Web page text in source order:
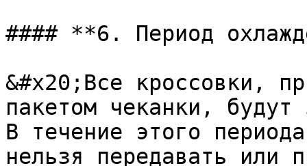
#### **6. Период
&#x20;Все кроссовки,
пакетом чеканки,
В течение этого